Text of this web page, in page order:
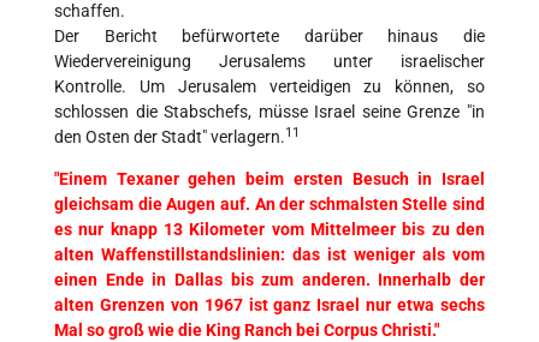
schaffen.
Der Bericht befürwortete darüber hinaus die
Wiedervereinigung Jerusalems unter israelischer
Kontrolle. Um Jerusalem verteidigen zu können, so
schlossen die Stabschefs, müsse Israel seine Grenze "in
den Osten der Stadt" verlagern.11
"Einem Texaner gehen beim ersten Besuch in Israel
gleichsam die Augen auf. An der schmalsten Stelle sind
es nur knapp 13 Kilometer vom Mittelmeer bis zu den
alten Waffenstillstandslinien: das ist weniger als vom
einen Ende in Dallas bis zum anderen. Innerhalb der
alten Grenzen von 1967 ist ganz Israel nur etwa sechs
Mal so groß wie die King Ranch bei Corpus Christi."